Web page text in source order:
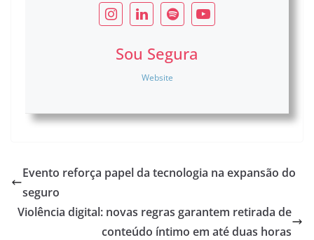
Sou Segura
Website
Evento reforça papel da tecnologia na expansão do
seguro
Violência digital: novas regras garantem retirada de
conteúdo íntimo em até duas horas